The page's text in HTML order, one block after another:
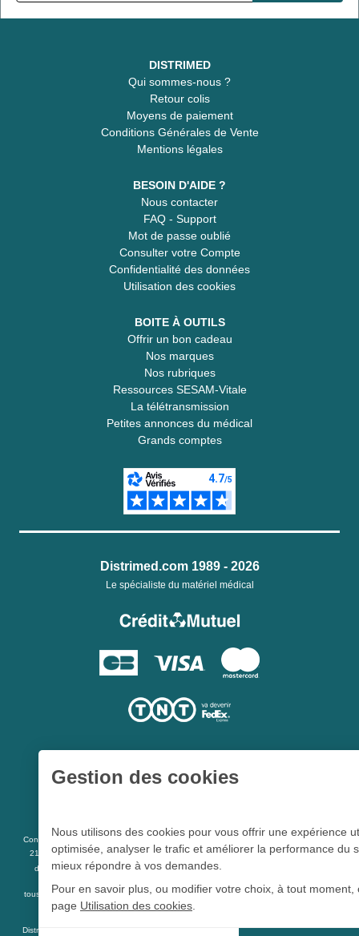
DISTRIMED
Qui sommes-nous ?
Retour colis
Moyens de paiement
Conditions Générales de Vente
Mentions légales
BESOIN D'AIDE ?
Nous contacter
FAQ - Support
Mot de passe oublié
Consulter votre Compte
Confidentialité des données
Utilisation des cookies
BOITE À OUTILS
Offrir un bon cadeau
Nos marques
Nos rubriques
Ressources SESAM-Vitale
La télétransmission
Petites annonces du médical
Grands comptes
Distrimed.com 1989 - 2026
Le spécialiste du matériel médical
Conformément aux articles L 5213-3 du code de la santé publique et à l’arrêté du
21 décembre 2012 fixant la liste des dispositifs médicaux qui peuvent faire l’objet
d’une publicité auprès du public, et à l'articleR 5213-1
tous les dispositifs médicaux présents sur ce site peuvent faire l'objet d'une publicité
destinée au public.
Distrimed.com est un service de la société Distrimed SAS au capital de 40 000 Euro -
Gestion des cookies
Nous utilisons des cookies pour vous offrir une expérience
optimisée, analyser le trafic et améliorer la performance du
mieux répondre à vos demandes.
Pour en savoir plus, ou modifier votre choix, à tout moment,
page Utilisation des cookies